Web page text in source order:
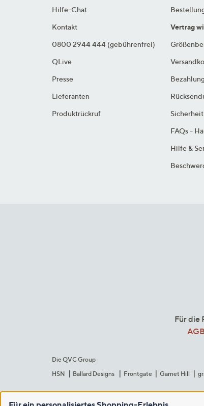
Hilfe-Chat
Kontakt
0800 2944 444 (gebührenfrei)
QLive
Presse
Lieferanten
Produktrückruf
Vertrag
Bezahlung
FAQs -
Hilfe &
Für die
AGB
Die QVC Group
HSN
Ballard Designs Frontgate Garnet Hill